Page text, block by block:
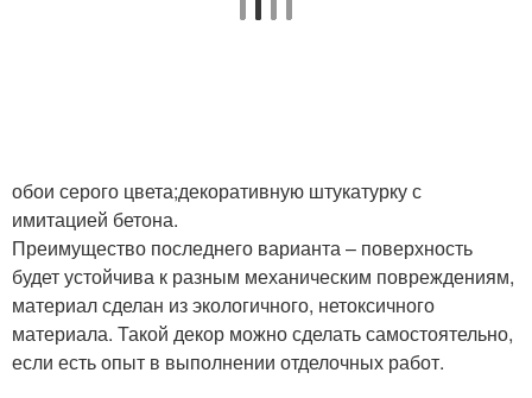
обои серого цвета;декоративную штукатурку с
имитацией бетона.
Преимущество последнего варианта – поверхность
будет устойчива к разным механическим повреждениям,
материал сделан из экологичного, нетоксичного
материала. Такой декор можно сделать самостоятельно,
если есть опыт в выполнении отделочных работ.